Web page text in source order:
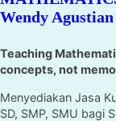
Wendy Agustian
Teaching
concepts, not
Menyediakan Jasa
SD, SMP, SMU bagi